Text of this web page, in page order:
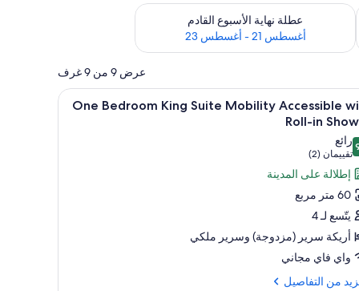
أغسطس 14 - أغسطس 16
عطلة نهاية الأسبوع القادم
أغسطس 21 - أغسطس 23
تحقق من مدى التوفر لعطلة نهاية الأسبوع القادم للفترة أغسطس 21 - أغسطس 23
عرض 9 من 9 غرف
11
One Bedroom King Suite Mobility Accessible
Roll-in
10
رائع
تقييمان (2)
(تقييمان
(2))إطلالة على المدينة
60 متر مربع
يتّسع لـ 4
أريكة سرير (مزدوجة)‫‬ وسرير ملكي
واي فاي مجاني
من التفاصيل